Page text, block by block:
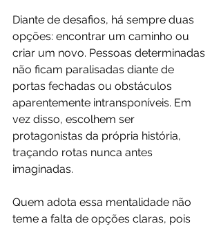
Diante de desafios, há sempre duas
opções: encontrar um caminho ou
criar um novo. Pessoas determinadas
não ficam paralisadas diante de
portas fechadas ou obstáculos
aparentemente intransponíveis. Em
vez disso, escolhem ser
protagonistas da própria história,
traçando rotas nunca antes
imaginadas.
Quem adota essa mentalidade não
teme a falta de opções claras, pois